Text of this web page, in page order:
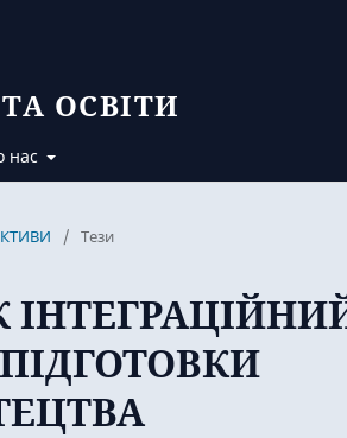
ОСВІТИ
нас
/ Тези